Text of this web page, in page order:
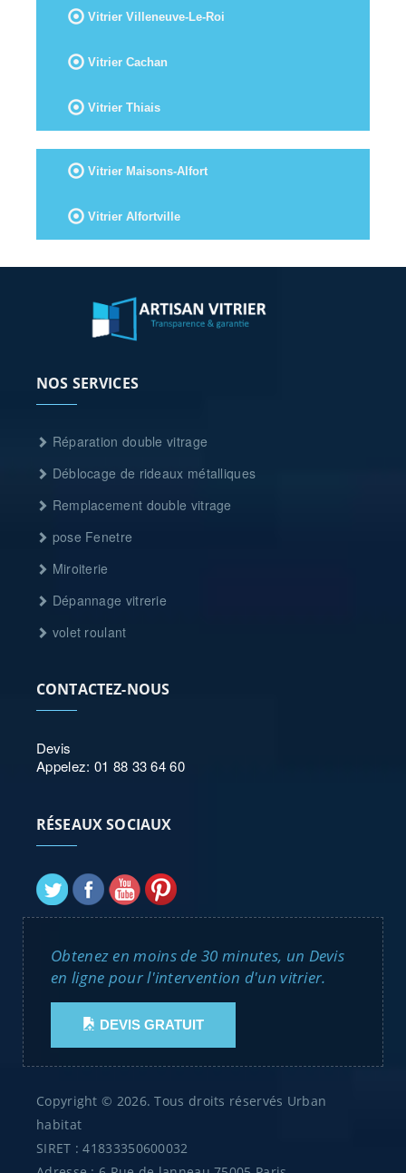
Vitrier Villeneuve-Le-Roi
Vitrier Cachan
Vitrier Thiais
Vitrier Maisons-Alfort
Vitrier Alfortville
NOS SERVICES
Réparation double vitrage
Déblocage de rideaux métalliques
Remplacement double vitrage
pose Fenetre
Miroiterie
Dépannage vitrerie
volet roulant
CONTACTEZ-NOUS
Devis
Appelez: 01 88 33 64 60
RÉSEAUX SOCIAUX
Obtenez en moins de 30 minutes, un Devis
en ligne pour l'intervention d'un vitrier.
DEVIS GRATUIT
Copyright © 2026. Tous droits réservés Urban
habitat
SIRET : 41833350600032